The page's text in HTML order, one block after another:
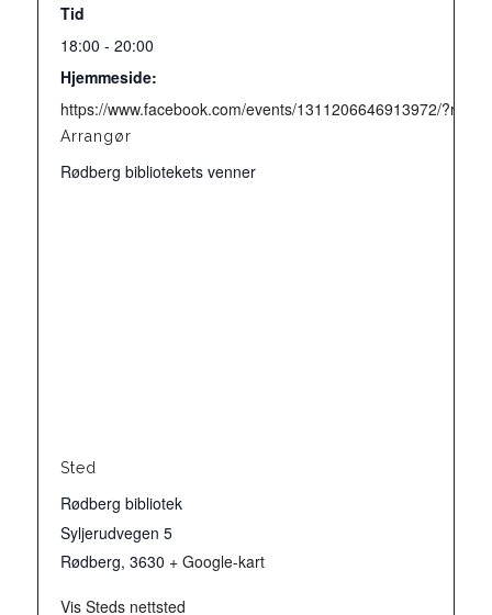
Tid
18:00 - 20:00
Hjemmeside:
https://www.facebook.com/events/1311206646913972/
Arrangør
Rødberg bibliotekets venner
Sted
Rødberg bibliotek
Syljerudvegen 5
Rødberg, 3630 + Google-kart
Vis Steds nettsted